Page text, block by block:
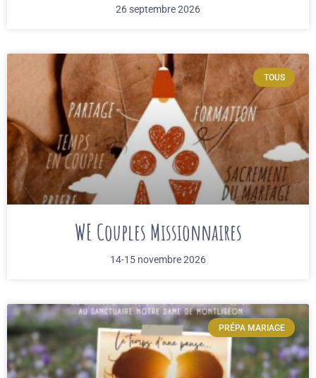
26 septembre 2026
TOUS
WE Couples Missionnaires
14-15 novembre 2026
PRÉPA MARIAGE